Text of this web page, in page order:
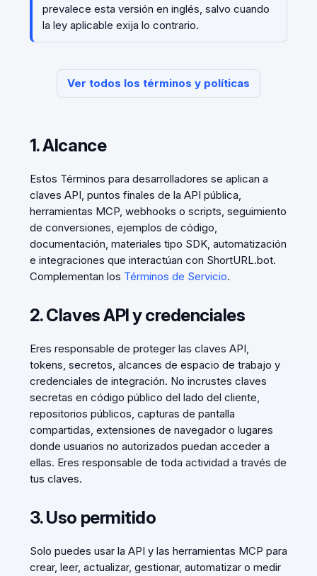
prevalece esta versión en inglés, salvo cuando
la ley aplicable exija lo contrario.
Ver todos los términos y políticas
1. Alcance
Estos Términos para desarrolladores se aplican a
claves API, puntos finales de la API pública,
herramientas MCP, webhooks o scripts, seguimiento
de conversiones, ejemplos de código,
documentación, materiales tipo SDK, automatización
e integraciones que interactúan con ShortURL.bot.
Complementan los Términos de Servicio.
2. Claves API y credenciales
Eres responsable de proteger las claves API,
tokens, secretos, alcances de espacio de trabajo y
credenciales de integración. No incrustes claves
secretas en código público del lado del cliente,
repositorios públicos, capturas de pantalla
compartidas, extensiones de navegador o lugares
donde usuarios no autorizados puedan acceder a
ellas. Eres responsable de toda actividad a través de
tus claves.
3. Uso permitido
Solo puedes usar la API y las herramientas MCP para
crear, leer, actualizar, gestionar, automatizar o medir